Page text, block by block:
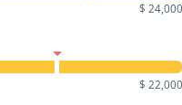
$ 24,000
$ 22,000